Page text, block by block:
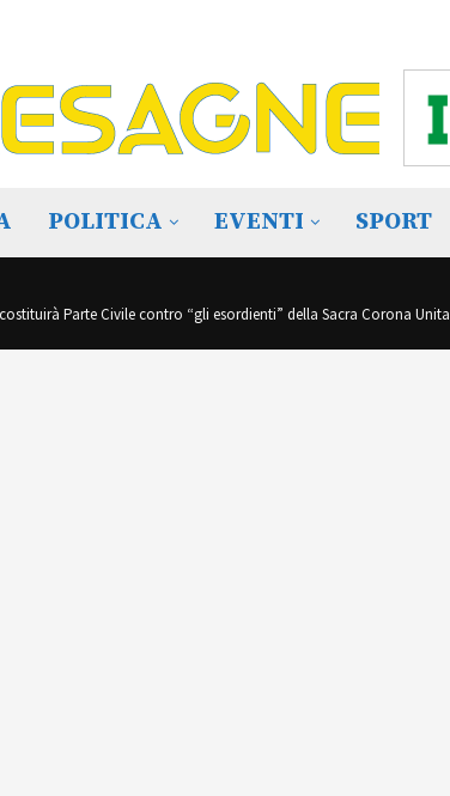
POLITICA EVENTI SPORT
Parte Civile contro “gli esordienti” della Sacra Corona Unita